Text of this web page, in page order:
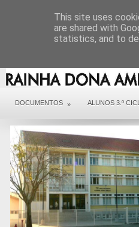
DOCUMENTOS » ALUNOS 3.º
This site uses
are shared with
statistics, and to